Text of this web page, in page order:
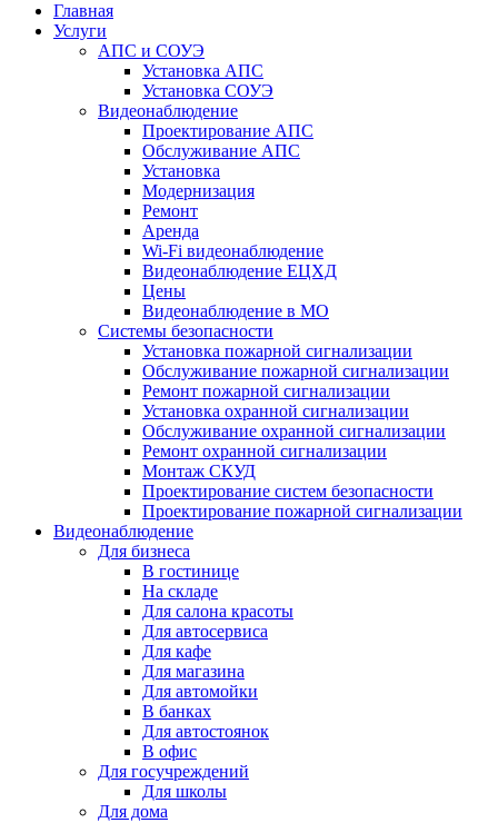
Главная
Услуги
АПС и СОУЭ
Установка АПС
Установка СОУЭ
Видеонаблюдение
Проектирование АПС
Обслуживание АПС
Установка
Модернизация
Ремонт
Аренда
Wi-Fi видеонаблюдение
Видеонаблюдение ЕЦХД
Цены
Видеонаблюдение в МО
Системы безопасности
Установка пожарной сигнализации
Обслуживание пожарной сигнализации
Ремонт пожарной сигнализации
Установка охранной сигнализации
Обслуживание охранной сигнализации
Ремонт охранной сигнализации
Монтаж СКУД
Проектирование систем безопасности
Проектирование пожарной сигнализации
Видеонаблюдение
Для бизнеса
В гостинице
На складе
Для салона красоты
Для автосервиса
Для кафе
Для магазина
Для автомойки
В банках
Для автостоянок
В офис
Для госучреждений
Для школы
Для дома